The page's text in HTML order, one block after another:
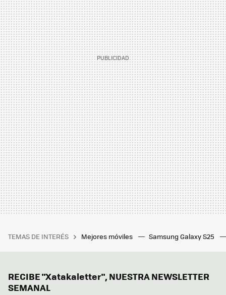
TEMAS DE INTERÉS Mejores móviles Samsung Galaxy S25
RECIBE "Xatakaletter", NUESTRA NEWSLETTER
SEMANAL